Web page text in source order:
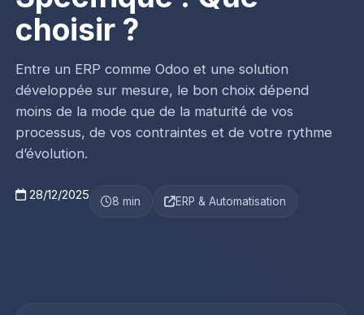
choisir ?
Entre un ERP comme Odoo et une solution
développée sur mesure, le bon choix dépend
moins de la mode que de la maturité de vos
processus, de vos contraintes et de votre rythme
d’évolution.
28/12/2025 8 min ERP & Automatisation